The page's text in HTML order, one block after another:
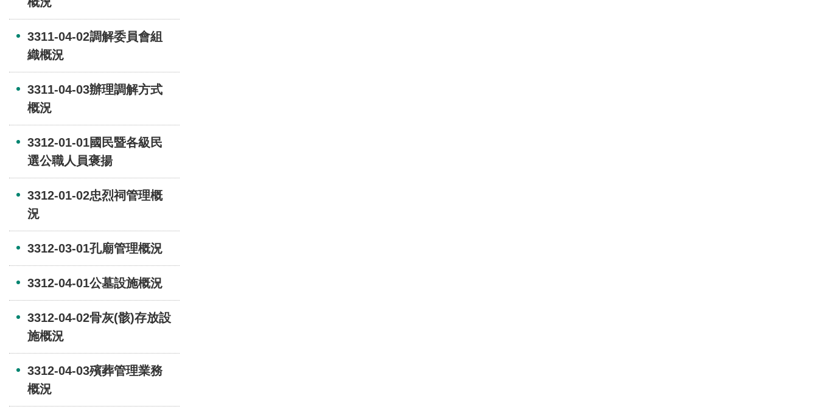
3311-04-02調解委員會組
織概況
3311-04-03辦理調解方式
概況
3312-01-01國民暨各級民
選公職人員褒揚
3312-01-02忠烈祠管理概
況
3312-03-01孔廟管理概況
3312-04-01公墓設施概況
3312-04-02骨灰(骸)存放設
施概況
3312-04-03殯葬管理業務
概況